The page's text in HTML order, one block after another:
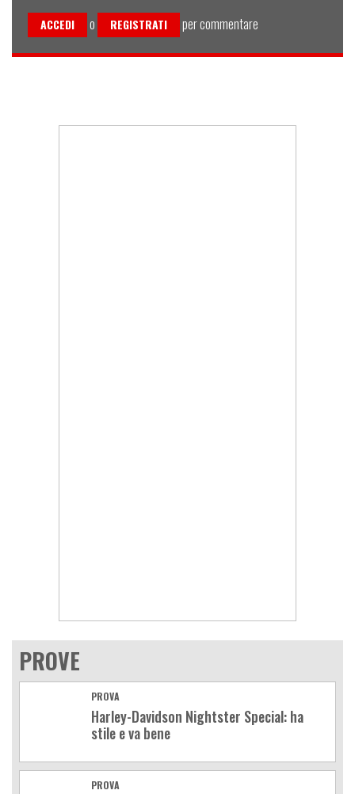
ACCEDI o REGISTRATI per commentare
PROVE
PROVA
Harley-Davidson Nightster Special: ha
stile e va bene
PROVA